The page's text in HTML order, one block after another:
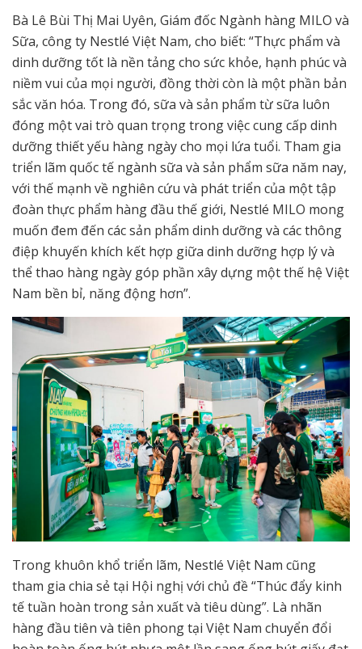
Bà Lê Bùi Thị Mai Uyên, Giám đốc Ngành hàng MILO và
Sữa, công ty Nestlé Việt Nam, cho biết: “Thực phẩm và
dinh dưỡng tốt là nền tảng cho sức khỏe, hạnh phúc và
niềm vui của mọi người, đồng thời còn là một phần bản
sắc văn hóa. Trong đó, sữa và sản phẩm từ sữa luôn
đóng một vai trò quan trọng trong việc cung cấp dinh
dưỡng thiết yếu hàng ngày cho mọi lứa tuổi. Tham gia
triển lãm quốc tế ngành sữa và sản phẩm sữa năm nay,
với thế mạnh về nghiên cứu và phát triển của một tập
đoàn thực phẩm hàng đầu thế giới, Nestlé MILO mong
muốn đem đến các sản phẩm dinh dưỡng và các thông
điệp khuyến khích kết hợp giữa dinh dưỡng hợp lý và
thể thao hàng ngày góp phần xây dựng một thế hệ Việt
Nam bền bỉ, năng động hơn”.
Trong khuôn khổ triển lãm, Nestlé Việt Nam cũng
tham gia chia sẻ tại Hội nghị với chủ đề “Thúc đẩy kinh
tế tuần hoàn trong sản xuất và tiêu dùng”. Là nhãn
hàng đầu tiên và tiên phong tại Việt Nam chuyển đổi